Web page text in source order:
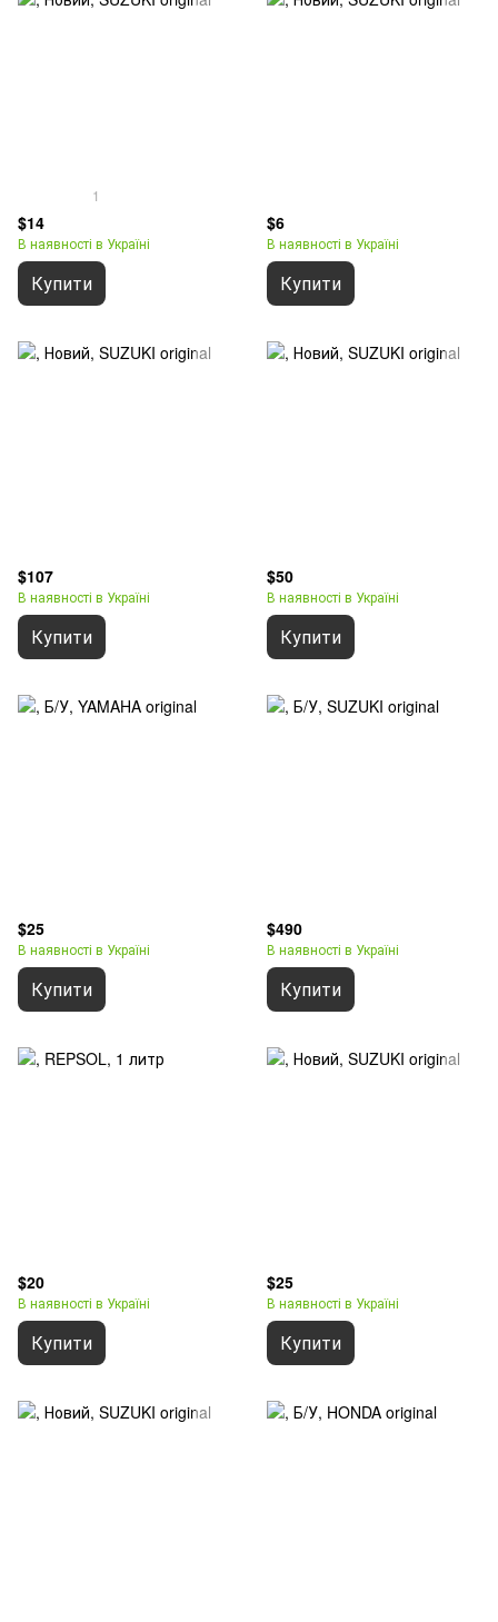
1
$14
В наявності в Україні
Купити
$6
В наявності в Україні
Купити
$107
В наявності в Україні
Купити
$50
В наявності в Україні
Купити
$25
В наявності в Україні
Купити
$490
В наявності в Україні
Купити
$20
В наявності в Україні
Купити
$25
В наявності в Україні
Купити